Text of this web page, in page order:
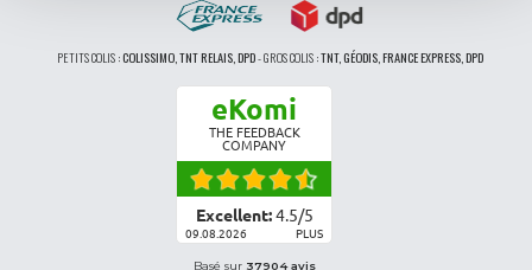
PETITS COLIS :COLISSIMO, TNT RELAIS, DPD-GROS COLIS :TNT, GÉODIS, FRANCE EXPRESS, DPD
eKomi
THE FEEDBACK
COMPANY
Excellent:4.5/5
09.08.2026 PLUS
Basé sur 37904 avis